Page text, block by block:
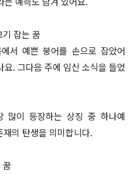
기 잡는 꿈
서 예쁜 붕어를 손으로 잡았어
. 그다음 주에 임신 소식을 들었
이 등장하는 상징 중 하나예
의 탄생을 의미합니다.
꿈